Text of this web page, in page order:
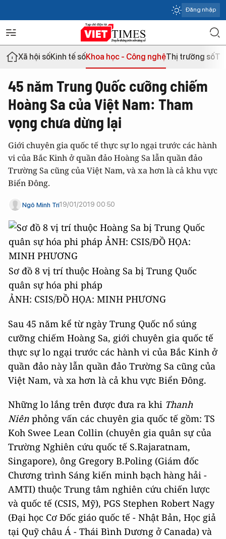
Đăng nhập
Xã hội sốKinh tế sốKhoa học - Công nghệThị trường số
45 năm Trung Quốc cưỡng chiếm
Hoàng Sa của Việt Nam: Tham
vọng chưa dừng lại
Giới chuyên gia quốc tế thực sự lo ngại trước các hành
vi của Bắc Kinh ở quần đảo Hoàng Sa lẫn quần đảo
Trường Sa cũng của Việt Nam, và xa hơn là cả khu vực
Biển Đông.
Ngô Minh Trí19/01/2019 00:50
Sơ đồ 8 vị trí thuộc Hoàng Sa bị Trung Quốc
quân sự hóa phi pháp
ẢNH: CSIS/ĐỒ HỌA: MINH PHƯƠNG
Sau 45 năm kể từ ngày Trung Quốc nổ súng
cưỡng chiếm Hoàng Sa, giới chuyên gia quốc tế
thực sự lo ngại trước các hành vi của Bắc Kinh ở
quần đảo này lẫn quần đảo Trường Sa cũng của
Việt Nam, và xa hơn là cả khu vực Biển Đông.
Những lo lắng trên được đưa ra khi Thanh
Niên phỏng vấn các chuyên gia quốc tế gồm: TS
Koh Swee Lean Collin (chuyên gia quân sự của
Trường Nghiên cứu quốc tế S.Rajaratnam,
Singapore), ông Gregory B.Poling (Giám đốc
Chương trình Sáng kiến minh bạch hàng hải -
AMTI) thuộc Trung tâm nghiên cứu chiến lược
và quốc tế (CSIS, Mỹ), PGS Stephen Robert Nagy
(Đại học Cơ Đốc giáo quốc tế - Nhật Bản, Học giả
tại Quỹ châu Á - Thái Bình Dương ở Canada) và